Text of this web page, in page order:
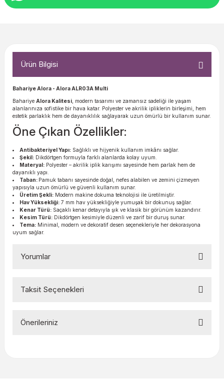
Ürün Bilgisi
Bahariye Alora - Alora ALR03A Multi
Bahariye Alora Kalitesi , modern tasarımı ve zamansız sadeliği ile yaşam
alanlarınıza sofistike bir hava katar. Polyester ve akrilik ipliklerin birleşimi, hem
estetik parlaklık hem de dayanıklılık sağlayarak uzun ömürlü bir kullanım sunar.
Öne Çıkan Özellikler:
Antibakteriyel Yapı: Sağlıklı ve hijyenik kullanım imkânı sağlar.
Şekil: Dikdörtgen formuyla farklı alanlarda kolay uyum.
Materyal: Polyester – akrilik iplik karışımı sayesinde hem parlak hem de
dayanıklı yapı.
Taban: Pamuk tabanı sayesinde doğal, nefes alabilen ve zemini çizmeyen
yapısıyla uzun ömürlü ve güvenli kullanım sunar.
Üretim Şekli: Modern makine dokuma teknolojisi ile üretilmiştir.
Hav Yüksekliği: 7 mm hav yüksekliğiyle yumuşak bir dokunuş sağlar.
Kenar Türü: Saçaklı kenar detayıyla şık ve klasik bir görünüm kazandırır.
Kesim Türü: Dikdörtgen kesimiyle düzenli ve zarif bir duruş sunar.
Tema: Minimal, modern ve dekoratif desen seçenekleriyle her dekorasyona
uyum sağlar.
Yorumlar
Taksit Seçenekleri
Önerileriniz